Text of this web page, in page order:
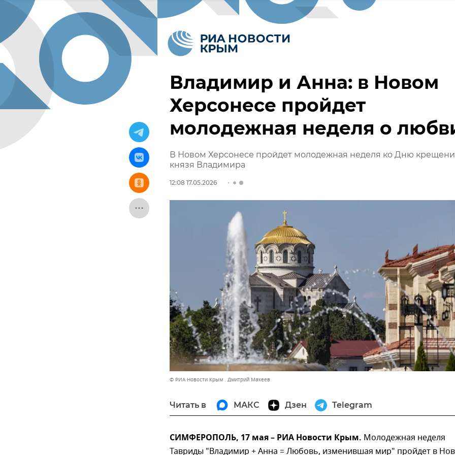
Владимир и Анна: в Новом
Херсонесе пройдет
молодежная неделя о
В Новом Херсонесе пройдет молодежная неделя ко Дню
князя Владимира
12:08 17.05.2026
© РИА Новости Крым . Дмитрий Макеев
Читать в МАКС Дзен Telegram
СИМФЕРОПОЛЬ, 17 мая – РИА Новости Крым. Молодежная неделя
Тавриды "Владимир + Анна = Любовь, изменившая мир" пройдет в